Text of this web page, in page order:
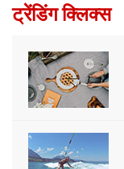
ट्रेंडिंग क्लिक्स